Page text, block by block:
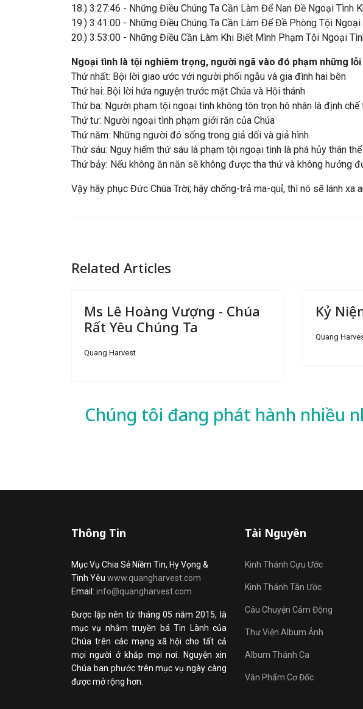
18.) 3:27:46 - Những Điều Chúng Ta Cần Làm Để Nan Đề Ngoại Tình
19.) 3:41:00 - Những Điều Chúng Ta Cần Làm Để Đề Phòng Tội Ngoại
20.) 3:53:00 - Những Điều Cần Làm Khi Biết Mình Phạm Tội Ngoại
Ngoại tình là tội nghiêm trọng, người ngã vào đó phạm những
Thứ nhất: Bội lời giao ước với người phối ngẫu và gia đình hai bên
Thứ hai: Bội lời hứa nguyện trước mặt Chúa và Hội thánh
Thứ ba: Người phạm tội ngoại tình không tôn trọn hô nhân là định
Thứ tư: Người ngoại tình phạm giới răn của Chúa
Thứ năm: Những người đó sống trong giả dối và giả hình
Thứ sáu: Nguy hiểm thứ sáu là phạm tội ngoại tình là phá hủy thân
Thứ bảy: Nếu không ăn năn sẽ không được tha thứ và không hưởng
Vậy hãy phục Đức Chúa Trời; hãy chống-trả ma-quỉ, thì nó sẽ lánh xa
Related Articles
Ms Lê Hoàng Vượng - Chúa
Rất Yêu Chúng Ta
Quang Harvest
Kỷ
Quang
Chúng tôi đang phát hành nhiều
Thông Tin
Mục Vụ Chia Sẻ Niềm Tin, Hy Vọng &
Tình Yêu www.quangharvest.com
Email: info@quangharvest.com
Được lập nên từ tháng 05 năm 2015, là
mục vụ nhằm truyền bá Tin Lành của
Chúa trên các mạng xã hội cho tất cả
mọi người ở khắp mọi nơi. Nguyện xin
Chúa ban phước trên mục vụ ngày càng
được mở rộng hơn.
Tài Nguyên
Kinh Thánh Cựu Ước
Kinh Thánh Tân Ước
Câu Chuyện Cảm Động
Thư Viện Album Ảnh
Album Thánh Ca
Văn Phẩm Cơ Đốc